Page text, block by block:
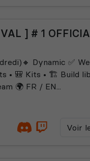
] # 1
Dynamic ✅
• 🎒 Kits • 🏗️ Build
🌍 FR / EN...
Voir